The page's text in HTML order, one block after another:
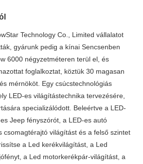
Technology Co., Limited vállalatot
gyárunk pedig a kínai Sencsenben
6000 négyzetméteren terül el, és
foglalkoztat, köztük 30 magasan
mérnököt. Egy csúcstechnológiás
LED-es világítástechnika tervezésére,
specializálódott. Beleértve a LED-
Jeep fényszórót, a LED-es autó
csomagtérajtó világítást és a felső szintet
a Led kerékvilágítást, a Led
a Led motorkerékpár-világítást, a